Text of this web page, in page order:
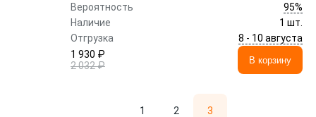
Вероятность
95%
Наличие
1 шт.
Отгрузка
8 - 10 августа
1 930 ₽
2 032 ₽
В корзину
1 2 3